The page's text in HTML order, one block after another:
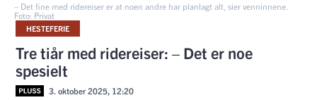
– Det fine med ridereiser er at noen andre har planlagt alt, sier venninnene.
Foto: Privat
HESTEFERIE
Tre tiår med ridereiser: – Det er noe
spesielt
3. oktober 2025, 12:20